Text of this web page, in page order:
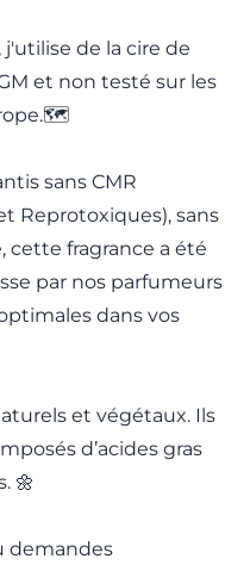
de la cire de
et non testé sur les
sans CMR
Reprotoxiques), sans
cette fragrance a été
par nos parfumeurs
dans vos
et végétaux. Ils
d’acides gras
🌼
demandes